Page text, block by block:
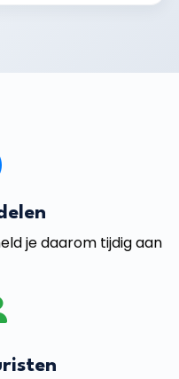
je daarom tijdig aan